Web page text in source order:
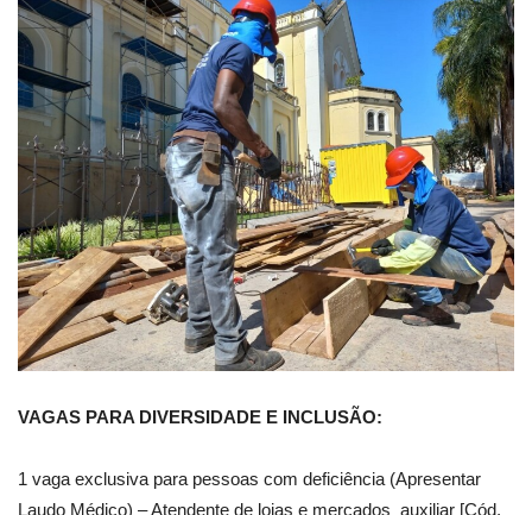
VAGAS PARA DIVERSIDADE E INCLUSÃO:
1 vaga exclusiva para pessoas com deficiência (Apresentar
Laudo Médico) – Atendente de lojas e mercados_auxiliar [Cód.